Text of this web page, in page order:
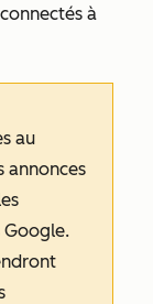
à
au
annonces
Google.